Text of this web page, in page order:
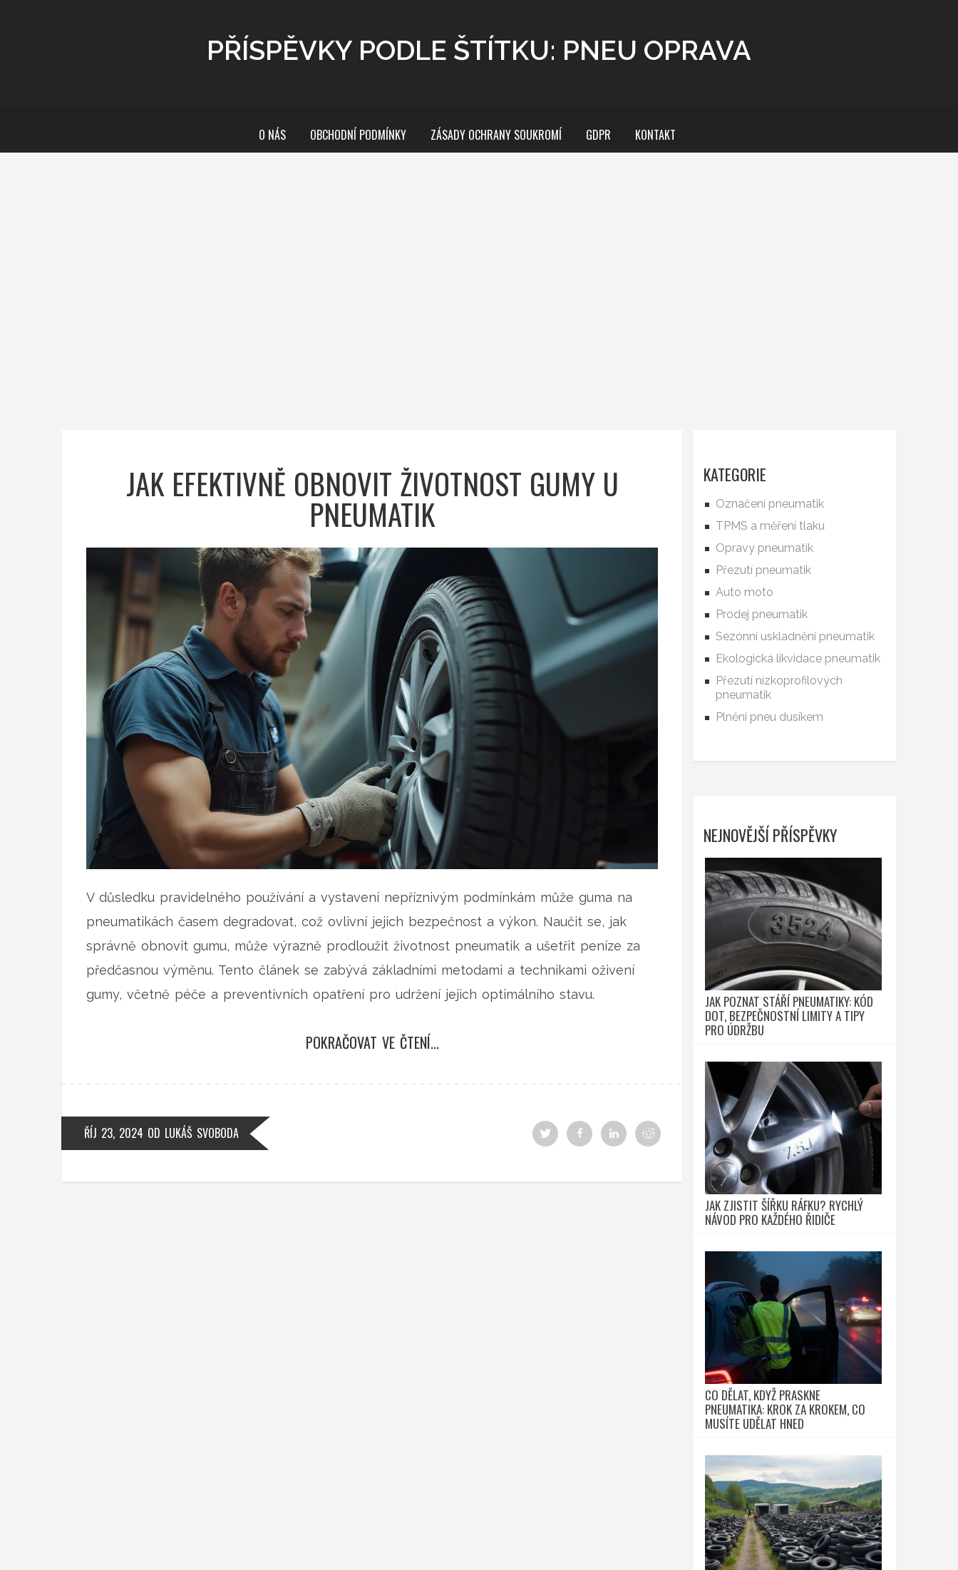
PŘÍSPĚVKY PODLE ŠTÍTKU: PNEU OPRAVA
O NÁS OBCHODNÍ PODMÍNKY ZÁSADY OCHRANY SOUKROMÍ GDPR KONTAKT
JAK EFEKTIVNĚ OBNOVIT ŽIVOTNOST GUMY U
PNEUMATIK
V důsledku pravidelného používání a vystavení nepříznivým podmínkám může guma na
pneumatikách časem degradovat, což ovlivní jejich bezpečnost a výkon. Naučit se, jak
správně obnovit gumu, může výrazně prodloužit životnost pneumatik a ušetřit peníze za
předčasnou výměnu. Tento článek se zabývá základními metodami a technikami oživení
gumy, včetně péče a preventivních opatření pro udržení jejich optimálního stavu.
POKRAČOVAT VE ČTENÍ...
ŘÍJ 23, 2024 OD LUKÁŠ SVOBODA
KATEGORIE
Označení pneumatik
TPMS a měření tlaku
Opravy pneumatik
Přezutí pneumatik
Auto moto
Prodej pneumatik
Sezónní uskladnění pneumatik
Ekologická likvidace pneumatik
Přezutí nízkoprofilových
pneumatik
Plnění pneu dusíkem
NEJNOVĚJŠÍ PŘÍSPĚVKY
JAK POZNAT STÁŘÍ PNEUMATIKY: KÓD
DOT, BEZPEČNOSTNÍ LIMITY A TIPY
PRO ÚDRŽBU
JAK ZJISTIT ŠÍŘKU RÁFKU? RYCHLÝ
NÁVOD PRO KAŽDÉHO ŘIDIČE
CO DĚLAT, KDYŽ PRASKNE
PNEUMATIKA: KROK ZA KROKEM, CO
MUSÍTE UDĚLAT HNED